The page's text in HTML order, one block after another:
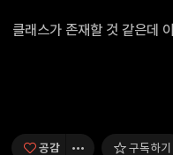
클래스가 존재할 것 같은데
공감 구독하기